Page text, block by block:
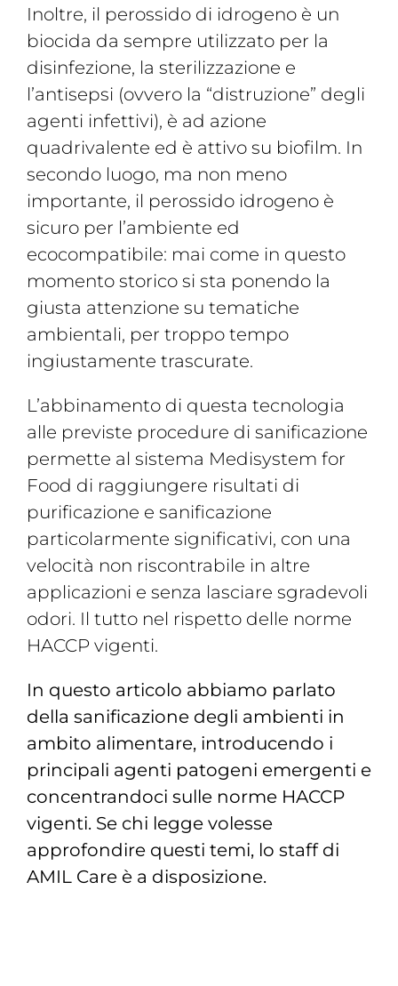
Inoltre, il perossido di idrogeno è un
biocida da sempre utilizzato per la
disinfezione, la sterilizzazione e
l’antisepsi (ovvero la “distruzione” degli
agenti infettivi), è ad azione
quadrivalente ed è attivo su biofilm. In
secondo luogo, ma non meno
importante, il perossido idrogeno è
sicuro per l’ambiente ed
ecocompatibile: mai come in questo
momento storico si sta ponendo la
giusta attenzione su tematiche
ambientali, per troppo tempo
ingiustamente trascurate.
L’abbinamento di questa tecnologia
alle previste procedure di sanificazione
permette al sistema Medisystem for
Food di raggiungere risultati di
purificazione e sanificazione
particolarmente significativi, con una
velocità non riscontrabile in altre
applicazioni e senza lasciare sgradevoli
odori. Il tutto nel rispetto delle norme
HACCP vigenti.
In questo articolo abbiamo parlato
della sanificazione degli ambienti in
ambito alimentare, introducendo i
principali agenti patogeni emergenti e
concentrandoci sulle norme HACCP
vigenti. Se chi legge volesse
approfondire questi temi, lo staff di
AMIL Care è a disposizione.